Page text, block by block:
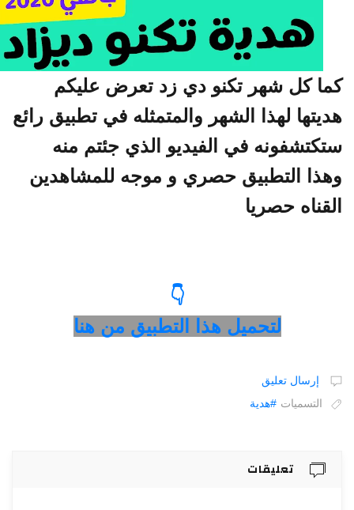
كل شهر تكنو دي زد تعرض عليكم
لهذا الشهر والمتمثله في تطبيق رائع
في الفيديو الذي جئتم منه
التطبيق حصري و موجه للمشاهدين
حصريا
لتحميل هذا التطبيق من هنا
إرسال تعليق
التسميات #هدية
تعليقات